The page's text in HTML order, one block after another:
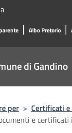
| Albo Pretorio |
di Gandino
per > Certificati
e certificati